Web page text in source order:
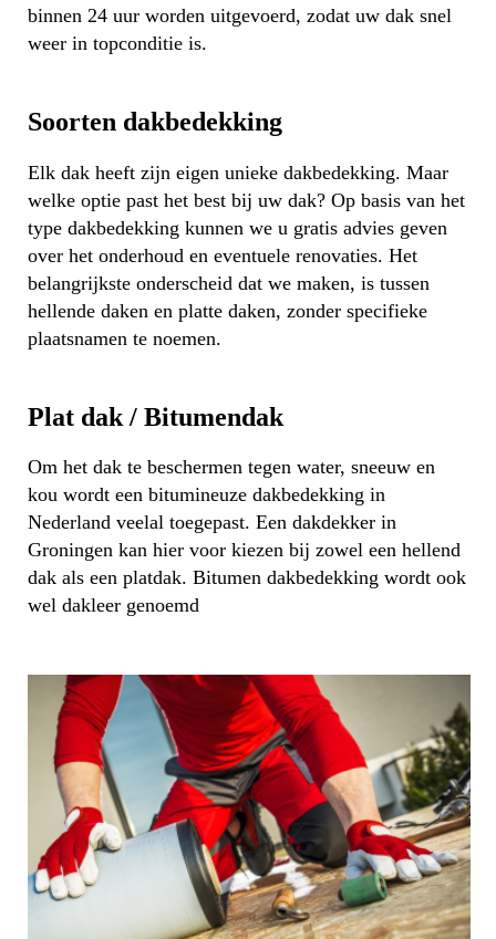
binnen 24 uur worden uitgevoerd, zodat uw dak snel
weer in topconditie is.
Soorten dakbedekking
Elk dak heeft zijn eigen unieke dakbedekking. Maar
welke optie past het best bij uw dak? Op basis van het
type dakbedekking kunnen we u gratis advies geven
over het onderhoud en eventuele renovaties. Het
belangrijkste onderscheid dat we maken, is tussen
hellende daken en platte daken, zonder specifieke
plaatsnamen te noemen.
Plat dak / Bitumendak
Om het dak te beschermen tegen water, sneeuw en
kou wordt een bitumineuze dakbedekking in
Nederland veelal toegepast. Een dakdekker in
Groningen kan hier voor kiezen bij zowel een hellend
dak als een platdak. Bitumen dakbedekking wordt ook
wel dakleer genoemd